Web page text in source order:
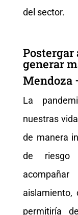
del sector.
Postergar
generar
Mendoza
La
nuestras
de manera
de riesgo
aislamiento,
permitiría